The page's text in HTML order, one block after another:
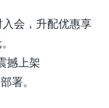
入会，升配优惠享
撼上架
署。